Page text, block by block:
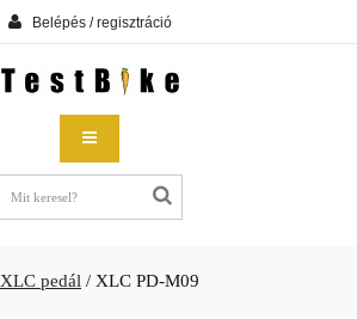
Belépés / regisztráció
XLC pedál / XLC PD-M09